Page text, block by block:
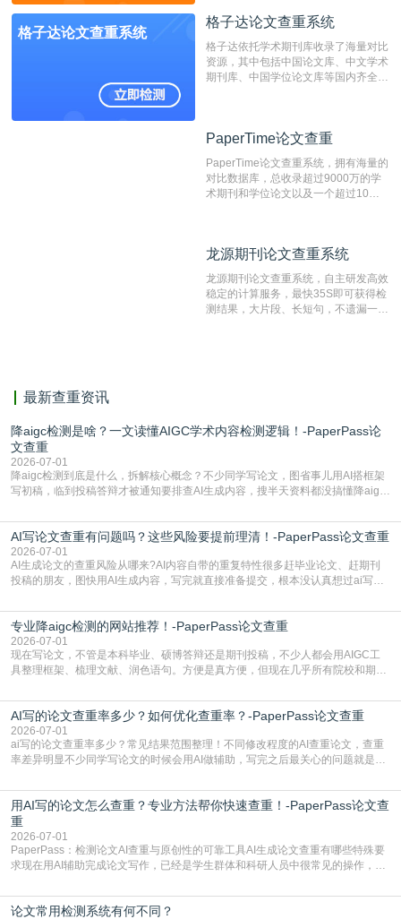
编辑部检测来稿和已发表的文献,检测
测时注意填写第一作者,才能排除已发
表文献复制比。（限制字符数1万）
格子达论文查重系统
格子达论文查重系统
格子达依托学术期刊库收录了海量对比
资源，其中包括中国论文库、中文学术
期刊库、中国学位论文库等国内齐全的
系统，可检测中文、英文两种语言的论
PaperTime论文查重
PaperTime论文查重系统，拥有海量的
对比数据库，总收录超过9000万的学
术期刊和学位论文以及一个超过10亿
对，利用指纹索引快速而精准地在云检
有相似的片段，该项技术检测速度快、
准确率高，市场反映良好。
龙源期刊论文查重系统
龙源期刊论文查重系统，自主研发高效
稳定的计算服务，最快35S即可获得检
测结果，大片段、长短句，不遗漏一处
最新查重资讯
降aigc检测是啥？一文读懂AIGC学术内容检测逻辑！-PaperPass论
文查重
2026-07-01
降aigc检测到底是什么，拆解核心概念？不少同学写论文，图省事儿用AI搭框架
写初稿，临到投稿答辩才被通知要排查AI生成内容，搜半天资料都没搞懂降aigc
怕是已经入行的科研人员，不少人也搞不清降aigc检测是啥，对相关要求摸不
准。其实，降aigc检测是伴随AIGC工具在学术领域普及诞生的新需求，核心是为
了满足现在高校、期刊对AI生
AI写论文查重有问题吗？这些风险要提前理清！-PaperPass论文查重
2026-07-01
AI生成论文的查重风险从哪来?AI内容自带的重复特性很多赶毕业论文、赶期刊
投稿的朋友，图快用AI生成内容，写完就直接准备提交，根本没认真想过ai写论
自带不可忽视的查重风险。AI训练依赖海量公开的文本数据，生成内容本质是基
于训练数据的概率拼接，不是从零开始的原创创作。生成过程中，很容易复用已
有的高频公共表述，甚至直接拼接已经公开
专业降aigc检测的网站推荐！-PaperPass论文查重
2026-07-01
现在写论文，不管是本科毕业、硕博答辩还是期刊投稿，不少人都会用AIGC工
具整理框架、梳理文献、润色语句。方便是真方便，但现在几乎所有院校和期刊
五遍还是过不了预检测的大有人在，这时候，找到靠谱的降AIGC检测率的网
站，就能少走好多弯路。PaperPass：守护学术原创性的智能伙伴AIGC生成内
容的学术合规痛点去年帮一个本科师弟改
AI写的论文查重率多少？如何优化查重率？-PaperPass论文查重
2026-07-01
ai写的论文查重率多少？常见结果范围整理！不同修改程度的AI查重论文，查重
率差异明显不少同学写论文的时候会用AI做辅助，写完之后最关心的问题就是ai
实际情况和大家想的不太一样。AI训练依赖海量公开学术文献、网络内容，生成
内容本质是按照语义概率拼接已有内容，很容易和已发布的作品撞重复，甚至会
直接引用整段已有内容，所以查重率偏高是
用AI写的论文怎么查重？专业方法帮你快速查重！-PaperPass论文查
重
2026-07-01
PaperPass：检测论文AI查重与原创性的可靠工具AI生成论文查重有哪些特殊要
求现在用AI辅助完成论文写作，已经是学生群体和科研人员中很常见的操作，不
但很多人忽略了，AI生成的内容天生带有重复风险——训练AI的数据集本身就包
含大量已公开的学术内容、网络原创内容，AI输出内容时很容易无意识拼接出重
论文常用检测系统有何不同？